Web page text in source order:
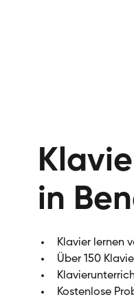
in
Klavier lernen
Über 150
Kostenlose